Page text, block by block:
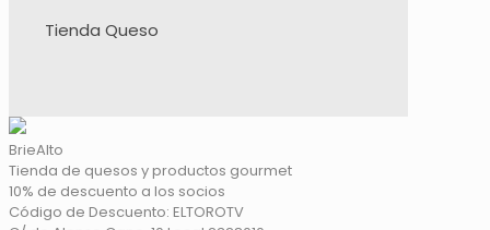
Tienda Queso
BrieAlto
Tienda de quesos y productos gourmet
10% de descuento a los socios
Código de Descuento: ELTOROTV